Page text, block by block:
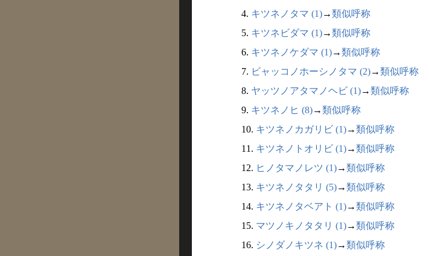
4. キツネノタマ (1)→類似呼称
5. キツネビダマ (1)→類似呼称
6. キツネノケダマ (1)→類似呼称
7. ビャッコノホーシノタマ (2)→類似呼称
8. ヤッツノアタマノヘビ (1)→類似呼称
9. キツネノヒ (8)→類似呼称
10. キツネノカガリビ (1)→類似呼称
11. キツネノトオリビ (1)→類似呼称
12. ヒノタマノレツ (1)→類似呼称
13. キツネノタタリ (5)→類似呼称
14. キツネノタベアト (1)→類似呼称
15. マツノキノタタリ (1)→類似呼称
16. シノダノキツネ (1)→類似呼称